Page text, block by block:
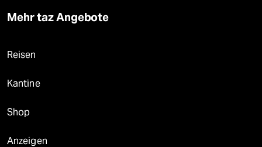
Mehr taz Angebote
Reisen
Kantine
Shop
Anzeigen